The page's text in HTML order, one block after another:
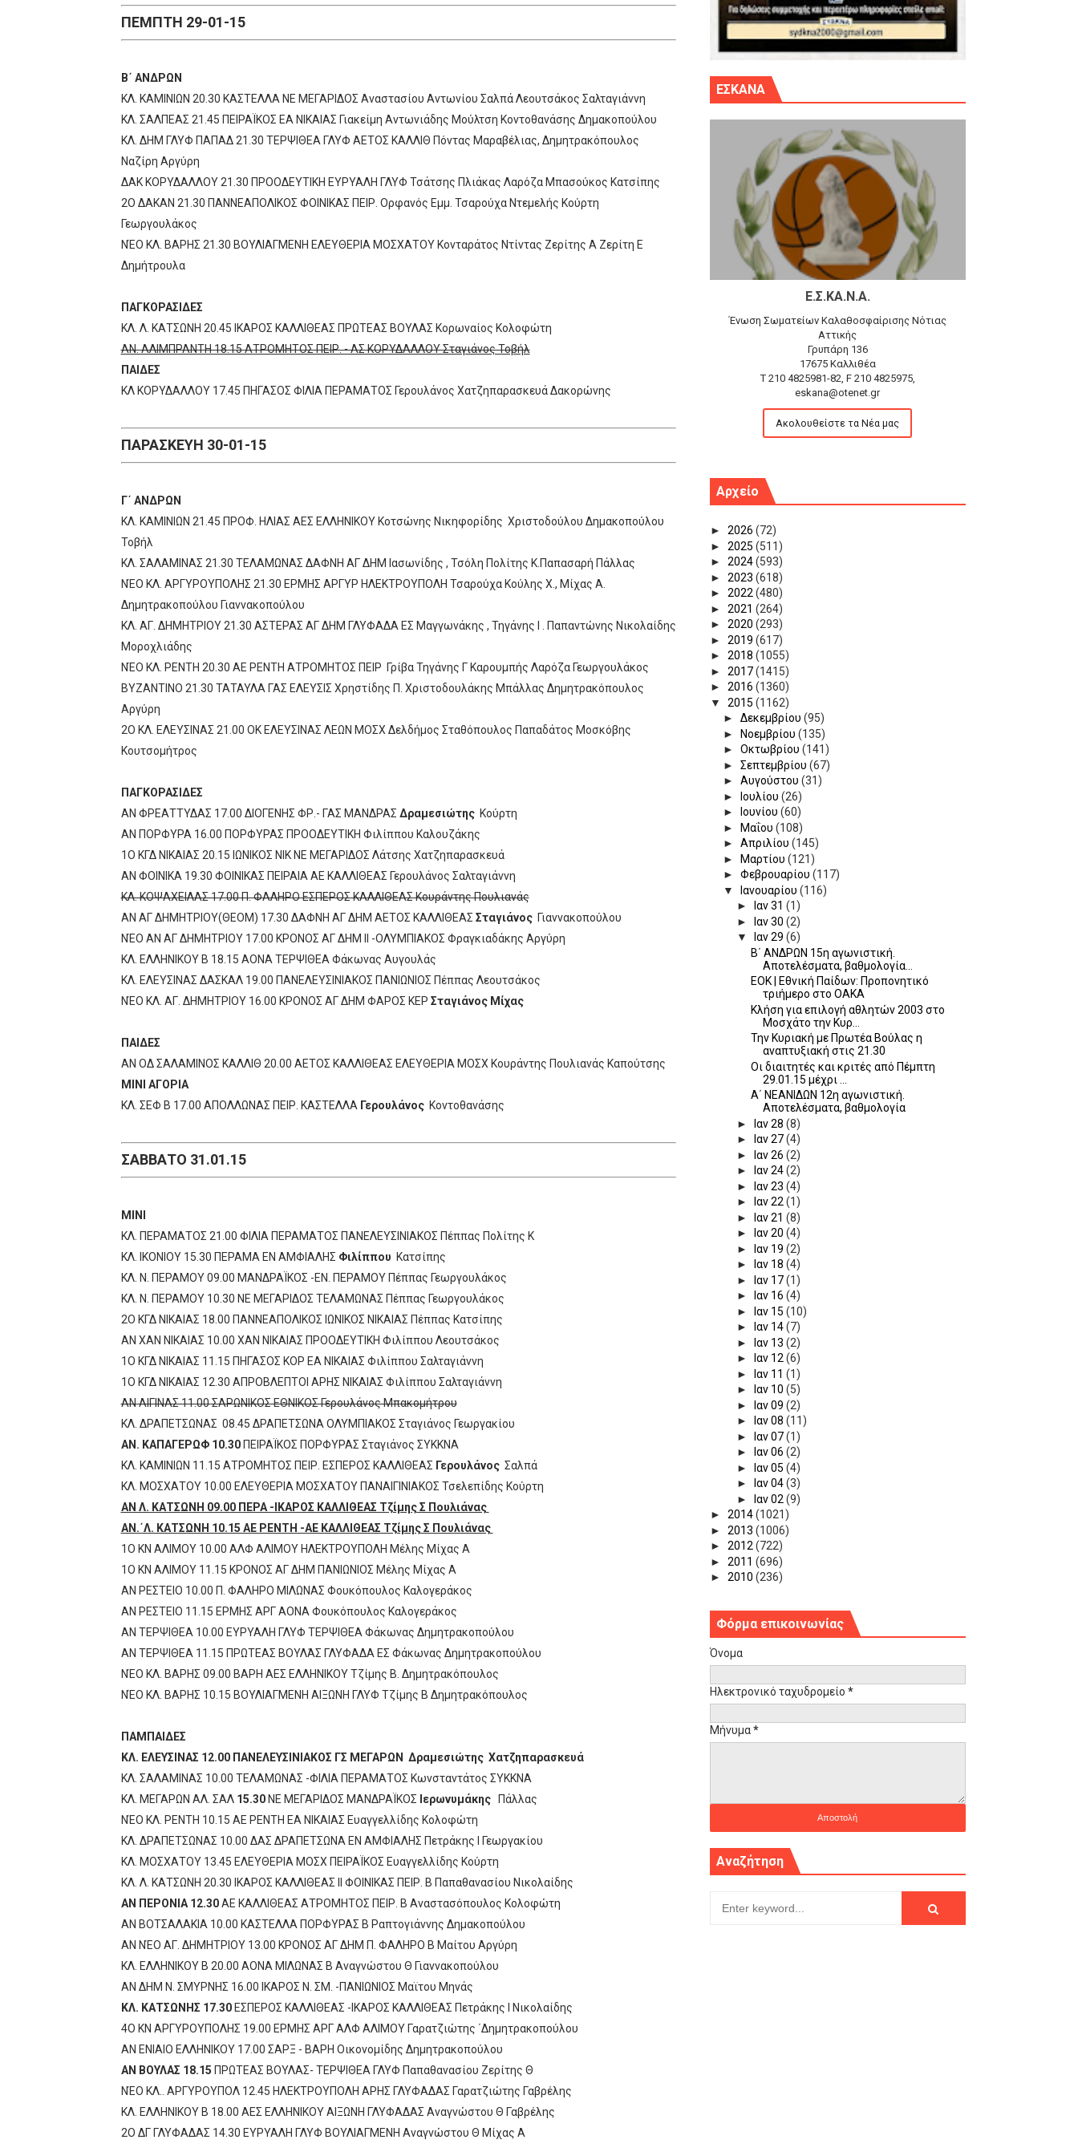
ΧΡΟΝΙΑ ΠΟΛΛΑ ΣΤΟ ΕΛΛΗΝΙΚΟ ΜΠΑΣΚΕΤ : 39Η ΕΠΕΤΕΙΟΣ ΑΠΟ ΤΟ ΕΠΟΣ ΤΟΥ 1987
Ο δρόμος για τον 29ο τελικό κυπέλλου ανδρών ΕΣΚΑΝΑ Μανδραϊκός Προοδευτική στο νέο κλ. Αγίου Δημητρίου την Κυριακή 14.6.26
U21: Τεράστια πρόκριση για τον Πανελευσινιακό στον τελικό αύριο με Αρετσού (το video του αγώνα)
Γ΄ανδρών play offs : "Σκληρό" καρύδι η Φιλία Περάματος έφερε την σειρά στα ίσια (1-1) νίκησε τον Προφήτη Ηλία 78-74 στα Καμίνια
ΠΕΜΠΤΗ 29-01-15
Β΄ ΑΝΔΡΩΝ
ΚΛ. ΚΑΜΙΝΙΩΝ 20.30 ΚΑΣΤΕΛΛΑ ΝΕ ΜΕΓΑΡΙΔΟΣ Αναστασίου Αντωνίου Σαλπά Λεουτσάκος Σαλταγιάννη
ΚΛ. ΣΑΛΠΕΑΣ 21.45 ΠΕΙΡΑΪΚΟΣ ΕΑ ΝΙΚΑΙΑΣ Γιακείμη Αντωνιάδης Μούλτση Κοντοθανάσης Δημακοπούλου
ΚΛ. ΔΗΜ ΓΛΥΦ ΠΑΠΑΔ 21.30 ΤΕΡΨΙΘΕΑ ΓΛΥΦ ΑΕΤΟΣ ΚΑΛΛΙΘ Πόντας Μαραβέλιας, Δημητρακόπουλος
Ναζίρη Αργύρη
ΔΑΚ ΚΟΡΥΔΑΛΛΟΥ 21.30 ΠΡΟΟΔΕΥΤΙΚΗ ΕΥΡΥΑΛΗ ΓΛΥΦ Τσάτσης Πλιάκας Λαρόζα Μπασούκος Κατσίπης
2Ο ΔΑΚΑΝ 21.30 ΠΑΝΝΕΑΠΟΛΙΚΟΣ ΦΟΙΝΙΚΑΣ ΠΕΙΡ. Ορφανός Εμμ. Τσαρούχα Ντεμελής Κούρτη
Γεωργουλάκος
ΝΈΟ ΚΛ. ΒΑΡΗΣ 21.30 ΒΟΥΛΙΑΓΜΕΝΗ ΕΛΕΥΘΕΡΙΑ ΜΟΣΧΑΤΟΥ Κονταράτος Ντίντας Ζερίτης Α Ζερίτη Ε
Δημήτρουλα
ΠΑΓΚΟΡΑΣΙΔΕΣ
ΚΛ. Λ. ΚΑΤΣΩΝΗ 20.45 ΙΚΑΡΟΣ ΚΑΛΛΙΘΕΑΣ ΠΡΩΤΕΑΣ ΒΟΥΛΑΣ Κορωναίος Κολοφώτη
ΑΝ. ΑΛΙΜΠΡΑΝΤΗ 18.15 ΑΤΡΟΜΗΤΟΣ ΠΕΙΡ. - ΑΣ ΚΟΡΥΔΑΛΛΟΥ Σταγιάνος Τοβήλ
ΠΑΙΔΕΣ
ΚΛ ΚΟΡΥΔΑΛΛΟΥ 17.45 ΠΗΓΑΣΟΣ ΦΙΛΙΑ ΠΕΡΑΜΑΤΟΣ Γερουλάνος Χατζηπαρασκευά Δακορώνης
ΠΑΡΑΣΚΕΥΗ 30-01-15
Γ΄ ΑΝΔΡΩΝ
ΚΛ. ΚΑΜΙΝΙΩΝ 21.45 ΠΡΟΦ. ΗΛΙΑΣ ΑΕΣ ΕΛΛΗΝΙΚΟΥ Κοτσώνης Νικηφορίδης Χριστοδούλου Δημακοπούλου
Τοβήλ
ΚΛ. ΣΑΛΑΜΙΝΑΣ 21.30 ΤΕΛΑΜΩΝΑΣ ΔΑΦΝΗ ΑΓ ΔΗΜ Ιασωνίδης , Τσόλη Πολίτης Κ.Παπασαρή Πάλλας
ΝΈΟ ΚΛ. ΑΡΓΥΡΟΥΠΟΛΗΣ 21.30 ΕΡΜΗΣ ΑΡΓΥΡ ΗΛΕΚΤΡΟΥΠΟΛΗ Τσαρούχα Κούλης Χ., Μίχας Α.
Δημητρακοπούλου Γιαννακοπούλου
ΚΛ. ΑΓ. ΔΗΜΗΤΡΙΟΥ 21.30 ΑΣΤΕΡΑΣ ΑΓ ΔΗΜ ΓΛΥΦΑΔΑ ΕΣ Μαγγωνάκης , Τηγάνης Ι . Παπαντώνης Νικολαίδης
Μοροχλιάδης
ΝΈΟ ΚΛ. ΡΕΝΤΗ 20.30 ΑΕ ΡΕΝΤΗ ΑΤΡΟΜΗΤΟΣ ΠΕΙΡ Γρίβα Τηγάνης Γ Καρουμπής Λαρόζα Γεωργουλάκος
ΒΥΖΑΝΤΙΝΟ 21.30 ΤΑΤΑΥΛΑ ΓΑΣ ΕΛΕΥΣΙΣ Χρηστίδης Π. Χριστοδουλάκης Μπάλλας Δημητρακόπουλος
Αργύρη
2Ο ΚΛ. ΕΛΕΥΣΙΝΑΣ 21.00 ΟΚ ΕΛΕΥΣΙΝΑΣ ΛΕΩΝ ΜΟΣΧ Δελδήμος Σταθόπουλος Παπαδάτος Μοσκόβης
Κουτσομήτρος
ΠΑΓΚΟΡΑΣΙΔΕΣ
ΑΝ ΦΡΕΑΤΤΥΔΑΣ 17.00 ΔΙΟΓΕΝΗΣ ΦΡ.- ΓΑΣ ΜΑΝΔΡΑΣ ΔραμεσιώτηςΚούρτη
ΑΝ ΠΟΡΦΥΡΑ 16.00 ΠΟΡΦΥΡΑΣ ΠΡΟΟΔΕΥΤΙΚΗ Φιλίππου Καλουζάκης
1Ο ΚΓΔ ΝΙΚΑΙΑΣ 20.15 ΙΩΝΙΚΟΣ ΝΙΚ ΝΕ ΜΕΓΑΡΙΔΟΣ Λάτσης Χατζηπαρασκευά
ΑΝ ΦΟΙΝΙΚΑ 19.30 ΦΟΙΝΙΚΑΣ ΠΕΙΡΑΙΑ ΑΕ ΚΑΛΛΙΘΕΑΣ Γερουλάνος Σαλταγιάννη
ΚΛ. ΚΟΨΑΧΕΙΛΑΣ 17.00 Π. ΦΑΛΗΡΟ ΕΣΠΕΡΟΣ ΚΑΛΛΙΘΕΑΣ Κουράντης Πουλιανάς
ΑΝ ΑΓ ΔΗΜΗΤΡΙΟΥ(ΘΕΟΜ) 17.30 ΔΑΦΝΗ ΑΓ ΔΗΜ ΑΕΤΟΣ ΚΑΛΛΙΘΕΑΣ Σταγιάνος Γιαννακοπούλου
ΝΈΟ ΑΝ ΑΓ ΔΗΜΗΤΡΙΟΥ 17.00 ΚΡΟΝΟΣ ΑΓ ΔΗΜ ΙΙ -ΟΛΥΜΠΙΑΚΟΣ Φραγκιαδάκης Αργύρη
ΚΛ. ΕΛΛΗΝΙΚΟΥ Β 18.15 ΑΟΝΑ ΤΕΡΨΙΘΕΑ Φάκωνας Αυγουλάς
ΚΛ. ΕΛΕΥΣΙΝΑΣ ΔΑΣΚΑΛ 19.00 ΠΑΝΕΛΕΥΣΙΝΙΑΚΟΣ ΠΑΝΙΩΝΙΟΣ Πέππας Λεουτσάκος
ΝΈΟ ΚΛ. ΑΓ. ΔΗΜΗΤΡΙΟΥ 16.00 ΚΡΟΝΟΣ ΑΓ ΔΗΜ ΦΑΡΟΣ ΚΕΡ Σταγιάνος Μίχας
ΠΑΙΔΕΣ
ΑΝ ΟΔ ΣΑΛΑΜΙΝΟΣ ΚΑΛΛΙΘ 20.00 ΑΕΤΟΣ ΚΑΛΛΙΘΕΑΣ ΕΛΕΥΘΕΡΙΑ ΜΟΣΧ Κουράντης Πουλιανάς Καπούτσης
ΜΙΝΙ ΑΓΟΡΙΑ
ΚΛ. ΣΕΦ Β 17.00 ΑΠΟΛΛΩΝΑΣ ΠΕΙΡ. ΚΑΣΤΕΛΛΑ Γερουλάνος Κοντοθανάσης
ΣΑΒΒΑΤΟ 31.01.15
ΜΙΝΙ
ΚΛ. ΠΕΡΑΜΑΤΟΣ 21.00 ΦΙΛΙΑ ΠΕΡΑΜΑΤΟΣ ΠΑΝΕΛΕΥΣΙΝΙΑΚΟΣ Πέππας Πολίτης Κ
ΚΛ. ΙΚΟΝΙΟΥ 15.30 ΠΕΡΑΜΑ ΕΝ ΑΜΦΙΑΛΗΣ Φιλίππου Κατσίπης
ΚΛ. Ν. ΠΕΡΑΜΟΥ 09.00 ΜΑΝΔΡΑΪΚΟΣ -ΕΝ. ΠΕΡΑΜΟΥ Πέππας Γεωργουλάκος
ΚΛ. Ν. ΠΕΡΑΜΟΥ 10.30 ΝΕ ΜΕΓΑΡΙΔΟΣ ΤΕΛΑΜΩΝΑΣ Πέππας Γεωργουλάκος
2Ο ΚΓΔ ΝΙΚΑΙΑΣ 18.00 ΠΑΝΝΕΑΠΟΛΙΚΟΣ ΙΩΝΙΚΟΣ ΝΙΚΑΙΑΣ Πέππας Κατσίπης
ΑΝ ΧΑΝ ΝΙΚΑΙΑΣ 10.00 ΧΑΝ ΝΙΚΑΙΑΣ ΠΡΟΟΔΕΥΤΙΚΗ Φιλίππου Λεουτσάκος
1Ο ΚΓΔ ΝΙΚΑΙΑΣ 11.15 ΠΗΓΑΣΟΣ ΚΟΡ ΕΑ ΝΙΚΑΙΑΣ Φιλίππου Σαλταγιάννη
1Ο ΚΓΔ ΝΙΚΑΙΑΣ 12.30 ΑΠΡΟΒΛΕΠΤΟΙ ΑΡΗΣ ΝΙΚΑΙΑΣ Φιλίππου Σαλταγιάννη
ΑΝ ΑΙΓΙΝΑΣ 11.00 ΣΑΡΩΝΙΚΟΣ ΕΘΝΙΚΟΣ Γερουλάνος Μπακομήτρου
ΚΛ. ΔΡΑΠΕΤΣΩΝΑΣ 08.45 ΔΡΑΠΕΤΣΩΝΑ ΟΛΥΜΠΙΑΚΟΣ Σταγιάνος Γεωργακίου
ΑΝ. ΚΑΠΑΓΕΡΩΦ 10.30 ΠΕΙΡΑΪΚΟΣ ΠΟΡΦΥΡΑΣ Σταγιάνος ΣΥΚΚΝΑ
ΚΛ. ΚΑΜΙΝΙΩΝ 11.15 ΑΤΡΟΜΗΤΟΣ ΠΕΙΡ. ΕΣΠΕΡΟΣ ΚΑΛΛΙΘΕΑΣ Γερουλάνος Σαλπά
ΚΛ. ΜΟΣΧΑΤΟΥ 10.00 ΕΛΕΥΘΕΡΙΑ ΜΟΣΧΑΤΟΥ ΠΑΝΑΙΓΙΝΙΑΚΟΣ Τσελεπίδης Κούρτη
ΑΝ Λ. ΚΑΤΣΩΝΗ 09.00 ΠΕΡΑ -ΙΚΑΡΟΣ ΚΑΛΛΙΘΕΑΣ Τζίμης Σ Πουλιάνας
ΑΝ.΄Λ. ΚΑΤΣΩΝΗ 10.15 ΑΕ ΡΕΝΤΗ -ΑΕ ΚΑΛΛΙΘΕΑΣ Τζίμης Σ Πουλιάνας
1Ο ΚΝ ΑΛΙΜΟΥ 10.00 ΑΛΦ ΑΛΙΜΟΥ ΗΛΕΚΤΡΟΥΠΟΛΗ Μέλης Μίχας Α
1Ο ΚΝ ΑΛΙΜΟΥ 11.15 ΚΡΟΝΟΣ ΑΓ ΔΗΜ ΠΑΝΙΩΝΙΟΣ Μέλης Μίχας Α
ΑΝ ΡΕΣΤΕΙΟ 10.00 Π. ΦΑΛΗΡΟ ΜΙΛΩΝΑΣ Φουκόπουλος Καλογεράκος
ΑΝ ΡΕΣΤΕΙΟ 11.15 ΕΡΜΗΣ ΑΡΓ ΑΟΝΑ Φουκόπουλος Καλογεράκος
ΑΝ ΤΕΡΨΙΘΕΑ 10.00 ΕΥΡΥΑΛΗ ΓΛΥΦ ΤΕΡΨΙΘΕΑ Φάκωνας Δημητρακοπούλου
ΑΝ ΤΕΡΨΙΘΕΑ 11.15 ΠΡΩΤΕΑΣ ΒΟΥΛΆΣ ΓΛΥΦΑΔΑ ΕΣ Φάκωνας Δημητρακοπούλου
ΝΈΟ ΚΛ. ΒΑΡΗΣ 09.00 ΒΑΡΗ ΑΕΣ ΕΛΛΗΝΙΚΟΥ Τζίμης Β. Δημητρακόπουλος
ΝΈΟ ΚΛ. ΒΑΡΗΣ 10.15 ΒΟΥΛΙΑΓΜΕΝΗ ΑΙΞΩΝΗ ΓΛΥΦ Τζίμης Β Δημητρακόπουλος
ΠΑΜΠΑΙΔΕΣ
ΚΛ. ΕΛΕΥΣΙΝΑΣ 12.00 ΠΑΝΕΛΕΥΣΙΝΙΑΚΟΣ ΓΣ ΜΕΓΑΡΩΝ Δραμεσιώτης Χατζηπαρασκευά
ΚΛ. ΣΑΛΑΜΙΝΑΣ 10.00 ΤΕΛΑΜΩΝΑΣ -ΦΙΛΙΑ ΠΕΡΑΜΑΤΟΣ Κωνσταντάτος ΣΥΚΚΝΑ
ΚΛ. ΜΕΓΑΡΩΝ ΑΛ. ΣΑΛ 15.30ΝΕ ΜΕΓΑΡΙΔΟΣ ΜΑΝΔΡΑΪΚΟΣ Ιερωνυμάκης
Πάλλας
ΝΈΟ ΚΛ. ΡΕΝΤΗ 10.15 ΑΕ ΡΕΝΤΗ ΕΑ ΝΙΚΑΙΑΣ Ευαγγελλίδης Κολοφώτη
ΚΛ. ΔΡΑΠΕΤΣΩΝΑΣ 10.00 ΔΑΣ ΔΡΑΠΕΤΣΩΝΑ ΕΝ ΑΜΦΙΑΛΗΣ Πετράκης Ι Γεωργακίου
ΚΛ. ΜΟΣΧΑΤΟΥ 13.45 ΕΛΕΥΘΕΡΙΑ ΜΟΣΧ ΠΕΙΡΑΪΚΟΣ Ευαγγελλίδης Κούρτη
ΚΛ. Λ. ΚΑΤΣΩΝΗ 20.30 ΙΚΑΡΟΣ ΚΑΛΛΙΘΕΑΣ ΙΙ ΦΟΙΝΙΚΑΣ ΠΕΙΡ. Β Παπαθανασίου Νικολαίδης
ΑΝ ΠΕΡΟΝΙΑ 12.30ΑΕ ΚΑΛΛΙΘΕΑΣ ΑΤΡΟΜΗΤΟΣ ΠΕΙΡ. Β Αναστασόπουλος Κολοφώτη
ΑΝ ΒΟΤΣΑΛΑΚΙΑ 10.00 ΚΑΣΤΕΛΛΑ ΠΟΡΦΥΡΑΣ Β Ραπτογιάννης Δημακοπούλου
ΑΝ ΝΈΟ ΑΓ. ΔΗΜΗΤΡΙΟΥ 13.00 ΚΡΟΝΟΣ ΑΓ ΔΗΜ Π. ΦΑΛΗΡΟ Β Μαίτου Αργύρη
ΚΛ. ΕΛΛΗΝΙΚΟΥ Β 20.00 ΑΟΝΑ ΜΙΛΩΝΑΣ Β Αναγνώστου Θ Γιαννακοπούλου
ΑΝ ΔΗΜ Ν. ΣΜΥΡΝΗΣ 16.00 ΙΚΑΡΟΣ Ν. ΣΜ. -ΠΑΝΙΩΝΙΟΣ Μαϊτου Μηνάς
ΚΛ. ΚΑΤΣΩΝΗΣ 17.30ΕΣΠΕΡΟΣ ΚΑΛΛΙΘΕΑΣ -ΙΚΑΡΟΣ ΚΑΛΛΙΘΕΑΣ Πετράκης Ι Νικολαίδης
4Ο ΚΝ ΑΡΓΥΡΟΥΠΟΛΗΣ 19.00 ΕΡΜΗΣ ΑΡΓ ΑΛΦ ΑΛΙΜΟΥ Γαρατζιώτης ΄Δημητρακοπούλου
ΑΝ ΕΝΙΑΙΟ ΕΛΛΗΝΙΚΟΥ 17.00 ΣΑΡΞ - ΒΑΡΗ Οικονομίδης Δημητρακοπούλου
ΑΝ ΒΟΥΛΑΣ 18.15 ΠΡΩΤΕΑΣ ΒΟΥΛΑΣ- ΤΕΡΨΙΘΕΑ ΓΛΥΦ Παπαθανασίου Ζερίτης Θ
ΝΈΟ ΚΛ.. ΑΡΓΥΡΟΥΠΟΛ 12.45 ΗΛΕΚΤΡΟΥΠΟΛΗ ΑΡΗΣ ΓΛΥΦΑΔΑΣ Γαρατζιώτης Γαβρέλης
ΚΛ. ΕΛΛΗΝΙΚΟΥ Β 18.00 ΑΕΣ ΕΛΛΗΝΙΚΟΥ ΑΙΞΩΝΗ ΓΛΥΦΑΔΑΣ Αναγνώστου Θ Γαβρέλης
2Ο ΔΓ ΓΛΥΦΑΔΑΣ 14.30 ΕΥΡΥΑΛΗ ΓΛΥΦ ΒΟΥΛΙΑΓΜΕΝΗ Αναγνώστου Θ Μίχας Α
ΕΣΚΑΝΑ
Ε.Σ.ΚΑ.Ν.Α.
Ένωση Σωματείων Καλαθοσφαίρισης Νότιας
Αττικής
Γρυπάρη 136
17675 Καλλιθέα
T 210 4825981-82, F 210 4825975,
eskana@otenet.gr
Ακολουθείστε τα Νέα μας
Αρχείο
► 2026 (72)
► 2025 (511)
► 2024(593)
► 2023 (618)
► 2022(480)
► 2021 (264)
► 2020 (293)
► 2019 (617)
► 2018 (1055)
► 2017(1415)
► 2016 (1360)
▼ 2015 (1162)
►Δεκεμβρίου(95)
► Νοεμβρίου(135)
►Οκτωβρίου(141)
►Σεπτεμβρίου(67)
►Αυγούστου(31)
►
Ιουλίου(26)
►
Ιουνίου(60)
► Μαΐου(108)
►Απριλίου(145)
► Μαρτίου(121)
►Φεβρουαρίου(117)
▼
Ιανουαρίου(116)
►
Ιαν 31(1)
►
Ιαν 30(2)
▼
Ιαν 29(6)
Β΄ ΑΝΔΡΩΝ 15η αγωνιστική.
Αποτελέσματα, βαθμολογία...
ΕΟΚ | Εθνική Παίδων: Προπονητικό
τριήμερο στο ΟΑΚΑ
Κλήση για επιλογή αθλητών 2003 στο
Μοσχάτο την Κυρ...
Την Κυριακή με Πρωτέα Βούλας η
αναπτυξιακή στις 21.30
Οι διαιτητές και κριτές από Πέμπτη
29.01.15 μέχρι ...
Α΄ ΝΕΑΝΙΔΩΝ 12η αγωνιστική.
Αποτελέσματα, βαθμολογία
►
Ιαν 28(8)
►
Ιαν 27(4)
►
Ιαν 26(2)
►
Ιαν 24(2)
►
Ιαν 23(4)
►
Ιαν 22(1)
►
Ιαν 21(8)
►
Ιαν 20(4)
►
Ιαν 19(2)
►
Ιαν 18(4)
►
Ιαν 17(1)
►
Ιαν 16(4)
►
Ιαν 15(10)
►
Ιαν 14(7)
►
Ιαν 13(2)
►
Ιαν 12(6)
►
Ιαν 11(1)
►
Ιαν 10(5)
►
Ιαν 09(2)
►
Ιαν 08(11)
►
Ιαν 07(1)
►
Ιαν 06(2)
►
Ιαν 05(4)
►
Ιαν 04(3)
►
Ιαν 02(9)
► 2014(1021)
► 2013 (1006)
► 2012(722)
► 2011 (696)
► 2010 (236)
Φόρμα επικοινωνίας
Όνομα
Ηλεκτρονικό ταχυδρομείο *
Μήνυμα*
Αναζήτηση